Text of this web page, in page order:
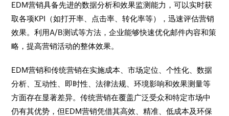
EDM营销具备先进的数据分析和效果监测能力，可以实时获
取各项KPI（如打开率、点击率、转化率等），迅速评估营销
效果。利用A/B测试等方法，企业能够快速优化邮件内容和策
略，提高营销活动的整体效果。
EDM营销和传统营销在实施成本、市场定位、个性化、数据
分析、互动性、即时性、法律法规、环境影响和效果测量等
方面存在显著差异。传统营销在覆盖广泛受众和特定市场中
仍有其优势，但EDM营销凭借其高效、精准、低成本及环保